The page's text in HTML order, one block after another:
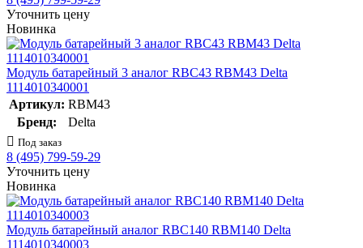
Уточнить цену
Новинка
Модуль батарейный 3 аналог RBC43 RBM43 Delta
1114010340001
Артикул: RBM43
Бренд:
Delta
Под заказ
8 (495) 799-59-29
Уточнить цену
Новинка
Модуль батарейный аналог RBC140 RBM140 Delta
1114010340003